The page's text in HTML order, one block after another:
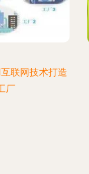
联网技术打造
厂